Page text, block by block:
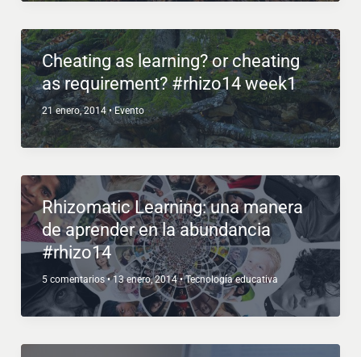
Cheating as learning? or cheating
as requirement? #rhizo14 week1
21 enero, 2014•Evento
Rhizomatic Learning: una manera
de aprender en la abundancia
#rhizo14
5 comentarios •13 enero, 2014•Tecnología educativa